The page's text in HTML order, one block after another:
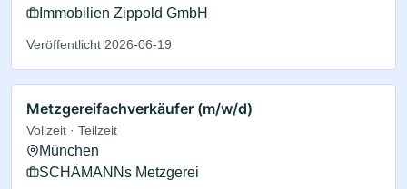
Immobilien Zippold GmbH
Veröffentlicht 2026-06-19
Metzgereifachverkäufer (m/w/d)
Vollzeit · Teilzeit
München
SCHÄMANNs Metzgerei